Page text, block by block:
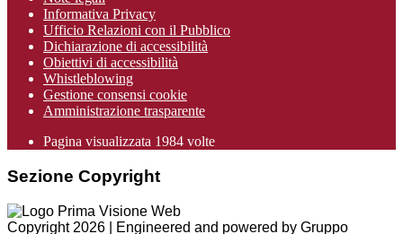
Informativa Privacy
Ufficio Relazioni con il Pubblico
Dichiarazione di accessibilità
Obiettivi di accessibilità
Whistleblowing
Gestione consensi cookie
Amministrazione trasparente
Pagina visualizzata 1984 volte
Sezione Copyright
Copyright 2026 | Engineered and powered by Gruppo